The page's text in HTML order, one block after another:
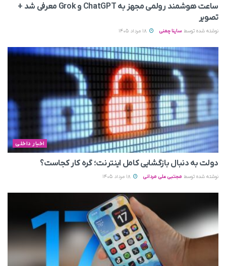
ساعت هوشمند رولمی مجهز به ChatGPT و Grok معرفی شد +
تصویر
نوشته شده توسط ساینا چمنی
اخبار داخلی
دولت به دنبال بازگشایی کامل اینترنت؛ گره کار کجاست؟
نوشته شده توسط مجتبی علی مردانی